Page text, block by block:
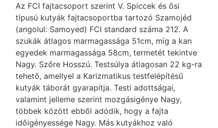
Az FCI fajtacsoport szerint V. Spiccek és ősi
típusú kutyák fajtacsoportba tartozó Szamojéd
(angolul: Samoyed) FCI standard száma 212. A
szukák átlagos marmagassága 51cm, míg a kan
egyedek marmagassága 58cm, termetét tekintve
Nagy. Szőre Hosszú. Testsúlya átlagosan 22 kg-ra
tehető, amellyel a Karizmatikus testfelépítésű
kutyák táborát gyarapítja. Testi adottságai,
valamint jelleme szerint mozgásigénye Nagy,
többek között ebből adódik, hogy a fajta
időigényessége Nagy. Más kutyákhoz való